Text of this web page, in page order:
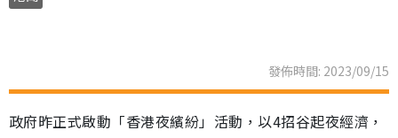
發佈時間: 2023/09/15
政府昨正式啟動「香港夜繽紛」活動，以4招谷起夜經濟，